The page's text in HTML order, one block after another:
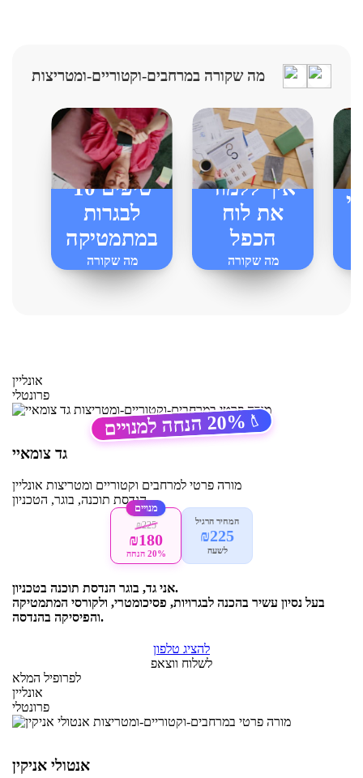
מה שקורה במרחבים-וקטוריים-ומטריצות
10 טיפים
לבגרות
במתמטיקה
מה שקורה
במרחבים-וקטוריים-ומטריצות
איך ללמוד
את לוח
הכפל
מה שקורה
במרחבים-וקטוריים-ומטריצות
אונליין
פרונטלי
🏷️
20%
הנחה למנויים
גד צומאיי
מורה פרטי למרחבים וקטוריים ומטריצות אונליין
הנדסת תוכנה, בוגר, הטכניון
המחיר הרגיל
₪225
לשעה
מנויים
₪225
₪180
20% הנחה
אני גד, בוגר הנדסת תוכנה בטכניון.
בעל נסיון עשיר בהכנה לבגרויות, פסיכומטרי, ולקורסי המתמטיקה
והפיסיקה בהנדסה.
להציג טלפון
לשלוח ווצאפ
לפרופיל המלא
אונליין
פרונטלי
אנטולי אניקין